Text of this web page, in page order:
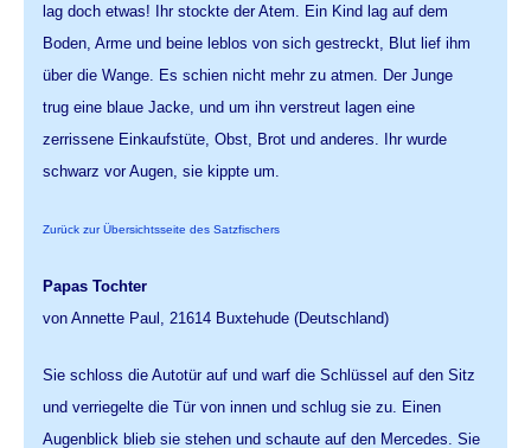
lag doch etwas! Ihr stockte der Atem. Ein Kind lag auf dem
Boden, Arme und beine leblos von sich gestreckt, Blut lief ihm
über die Wange. Es schien nicht mehr zu atmen. Der Junge
trug eine blaue Jacke, und um ihn verstreut lagen eine
zerrissene Einkaufstüte, Obst, Brot und anderes. Ihr wurde
schwarz vor Augen, sie kippte um.
Zurück zur Übersichtsseite des Satzfischers
Papas Tochter
von Annette Paul, 21614 Buxtehude (Deutschland)
Sie schloss die Autotür auf und warf die Schlüssel auf den Sitz
und verriegelte die Tür von innen und schlug sie zu. Einen
Augenblick blieb sie stehen und schaute auf den Mercedes. Sie